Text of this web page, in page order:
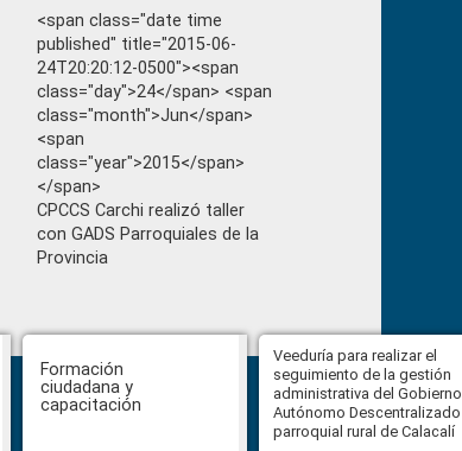
<span class="date time
published" title="2015-06-
24T20:20:12-0500"><span
class="day">24</span> <span
class="month">Jun</span>
<span
class="year">2015</span>
</span>
CPCCS Carchi realizó taller
con GADS Parroquiales de la
Provincia
Formación
ciudadana y
capacitación
Hasta el 31 de julio se podrán
presentar impugnaciones en
contra de los postulantes al
concurso para designar Fiscal
Veeduría para realizar el
seguimiento de la gestión
administrativa del Gobierno
Autónomo Descentralizado
parroquial rural de Calacalí